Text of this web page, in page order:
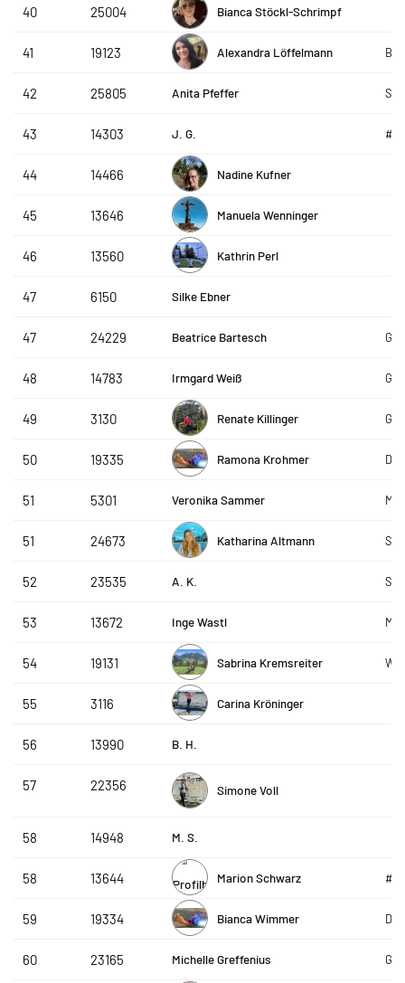
40 25004 Bianca Stöckl-Schrimpf
41 19123 Alexandra Löffelmann
42 25805 Anita Pfeffer
43 14303 J. G.
44 14466 Nadine Kufner
45 13646 Manuela Wenninger
46 13560 Kathrin Perl
47 6150 Silke Ebner
47 24229 Beatrice Bartesch GP
48 14783 Irmgard Weiß
49 3130 Renate Killinger
50 19335 Ramona Krohmer
51 5301 Veronika Sammer
51 24673 Katharina Altmann
52 23535 A. K.
53 13672 Inge Wastl
54 19131 Sabrina Kremsreiter
55 3116 Carina Kröninger
56 13990 B. H.
57 22356 Simone Voll
58 14948 M. S.
58 13644 Marion Schwarz
59 19334 Bianca Wimmer
60 23165 Michelle Greffenius